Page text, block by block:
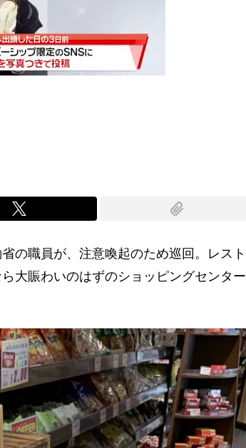
の職員が、注意喚起のため巡回。レスト
大賑わいのはずのショッピングセンター